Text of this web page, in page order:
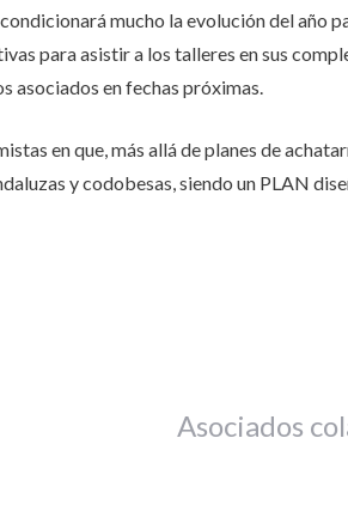
mucho la evolución del año
para asistir a los talleres en sus
asociados en fechas próximas.
en que, más allá de planes de
y codobesas, siendo un PLAN
Asociados